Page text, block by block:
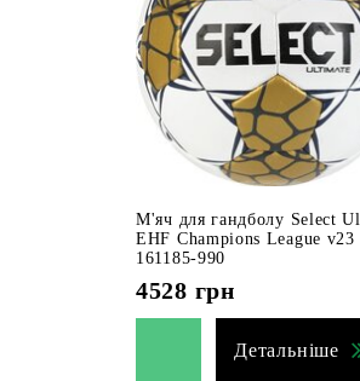
М'яч для гандболу Select
EHF Champions League v23
161185-990
4528 грн
Детальніше